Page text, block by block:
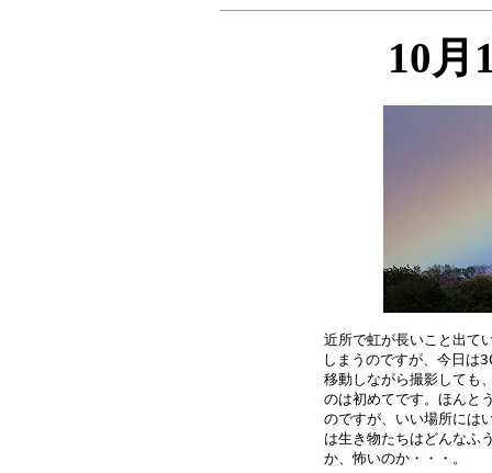
10月
近所で虹が長いこと出て
しまうのですが、今日は
移動しながら撮影しても
のは初めてです。ほんと
のですが、いい場所には
は生き物たちはどんなふ